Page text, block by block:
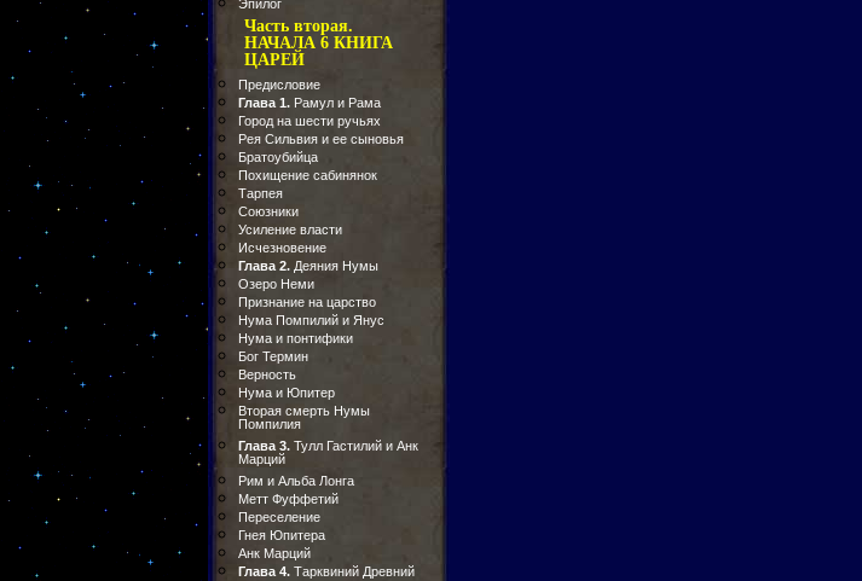
Эпилог
Часть вторая.
НАЧАЛА 6 КНИГА
ЦАРЕЙ
Предисловие
Глава 1. Рамул и Рама
Город на шести ручьях
Рея Сильвия и ее сыновья
Братоубийца
Похищение сабинянок
Тарпея
Союзники
Усиление власти
Исчезновение
Глава 2. Деяния Нумы
Озеро Неми
Признание на царство
Нума Помпилий и Янус
Нума и понтифики
Бог Термин
Верность
Нума и Юпитер
Вторая смерть Нумы
Помпилия
Глава 3. Тулл Гастилий и Анк
Марций
Рим и Альба Лонга
Метт Фуффетий
Переселение
Гнея Юпитера
Анк Марций
Глава 4. Тарквиний Древний